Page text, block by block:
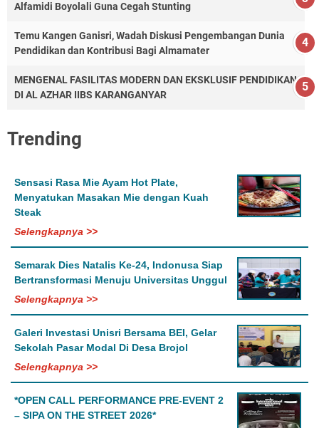
Alfamidi Boyolali Guna Cegah Stunting
Temu Kangen Ganisri, Wadah Diskusi Pengembangan Dunia
Pendidikan dan Kontribusi Bagi Almamater
MENGENAL FASILITAS MODERN DAN EKSKLUSIF PENDIDIKAN
DI AL AZHAR IIBS KARANGANYAR
Trending
Sensasi Rasa Mie Ayam Hot Plate,
Menyatukan Masakan Mie dengan Kuah
Steak
Selengkapnya >>
Semarak Dies Natalis Ke-24, Indonusa Siap
Bertransformasi Menuju Universitas Unggul
Selengkapnya >>
Galeri Investasi Unisri Bersama BEI, Gelar
Sekolah Pasar Modal Di Desa Brojol
Selengkapnya >>
*OPEN CALL PERFORMANCE PRE-EVENT 2
– SIPA ON THE STREET 2026*